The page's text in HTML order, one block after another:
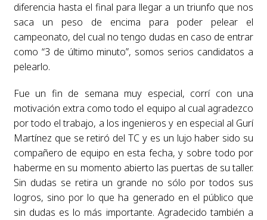
diferencia hasta el final para llegar a un triunfo que nos
saca un peso de encima para poder pelear el
campeonato, del cual no tengo dudas en caso de entrar
como “3 de último minuto”, somos serios candidatos a
pelearlo.
Fue un fin de semana muy especial, corrí con una
motivación extra como todo el equipo al cual agradezco
por todo el trabajo, a los ingenieros y en especial al Gurí
Martínez que se retiró del TC y es un lujo haber sido su
compañero de equipo en esta fecha, y sobre todo por
haberme en su momento abierto las puertas de su taller.
Sin dudas se retira un grande no sólo por todos sus
logros, sino por lo que ha generado en el público que
sin dudas es lo más importante. Agradecido también a